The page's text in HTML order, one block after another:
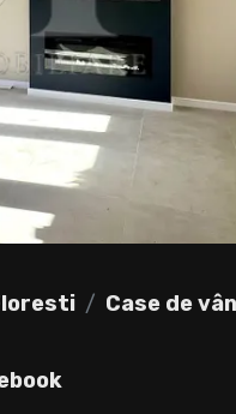
Case de